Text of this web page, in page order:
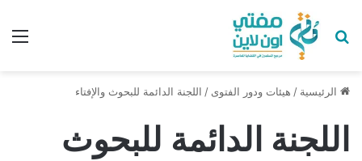
بحث عن
الرئيسية / هيئات ودور الفتوى / اللجنة الدائمة للبحوث والإفتاء
اللجنة الدائمة للبحوث